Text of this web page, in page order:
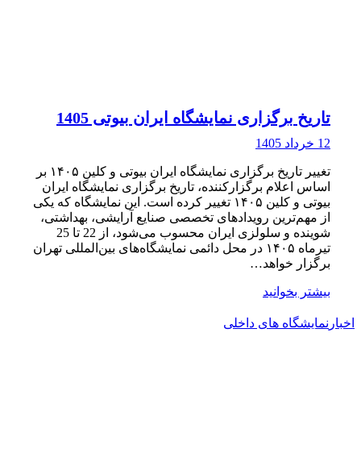
تاریخ برگزاری نمایشگاه ایران بیوتی 1405
12 خرداد 1405
تغییر تاریخ برگزاری نمایشگاه ایران بیوتی و کلین ۱۴۰۵ بر
اساس اعلام برگزارکننده، تاریخ برگزاری نمایشگاه ایران
بیوتی و کلین ۱۴۰۵ تغییر کرده است. این نمایشگاه که یکی
از مهم‌ترین رویدادهای تخصصی صنایع آرایشی، بهداشتی،
شوینده و سلولزی ایران محسوب می‌شود، از 22 تا 25
تیرماه ۱۴۰۵ در محل دائمی نمایشگاه‌های بین‌المللی تهران
برگزار خواهد…
بیشتر بخوانید
اخبار نمایشگاه های داخلی